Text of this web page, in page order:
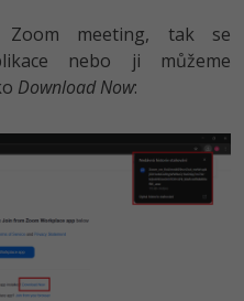
meeting, tak se
nebo ji můžeme
Download Now: